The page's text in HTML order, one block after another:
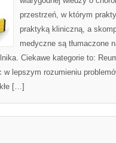
przestrzeń, w którym
praktyką kliniczną, a
medyczne są tłumaczone
Ciekawe kategorie to:
w lepszym rozumieniu
[…]